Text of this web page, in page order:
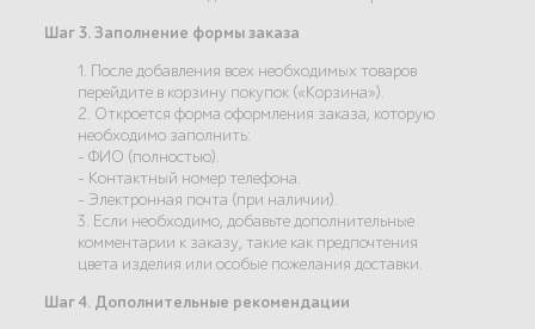
Шаг 3. Заполнение формы заказа
1. После добавления всех необходимых товаров
перейдите в корзину покупок («Корзина»).
2. Откроется форма оформления заказа, которую
необходимо заполнить:
- ФИО (полностью).
- Контактный номер телефона.
- Электронная почта (при наличии).
3. Если необходимо, добавьте дополнительные
комментарии к заказу, такие как предпочтения
цвета изделия или особые пожелания доставки.
Шаг 4. Дополнительные рекомендации